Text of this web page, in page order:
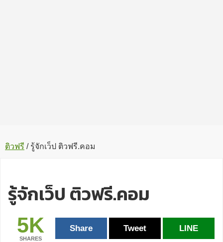
ติวฟรี /รู้จักเว็ป ติวฟรี.คอม
รู้จักเว็ป ติวฟรี.คอม
5K
SHARES
Share Tweet LINE